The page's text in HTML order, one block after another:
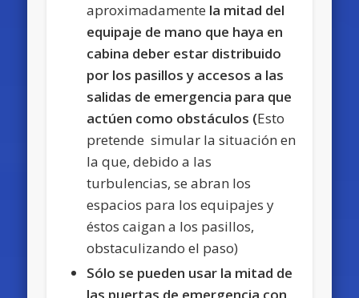
aproximadamente la mitad del
equipaje de mano que haya en
cabina deber estar distribuido
por los pasillos y accesos a las
salidas de emergencia para que
actúen como obstáculos (Esto
pretende simular la situación en
la que, debido a las
turbulencias, se abran los
espacios para los equipajes y
éstos caigan a los pasillos,
obstaculizando el paso)
Sólo se pueden usar la mitad de